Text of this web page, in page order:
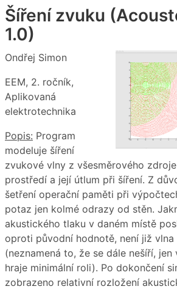
Šíření zvuku
1.0)
Ondřej Simon
EEM, 2. ročník,
Aplikovaná
elektrotechnika
Popis: Program
modeluje šíření
zvukové vlny z všesměrového
prostředí a její útlum při šíření. Z
šetření operační paměti při
potaz jen kolmé odrazy od stěn.
akustického tlaku v daném místě
oproti původní hodnotě, není již vlna
(neznamená to, že se dále nešíří,
hraje minimální roli). Po dokončení
zobrazeno relativní rozložení